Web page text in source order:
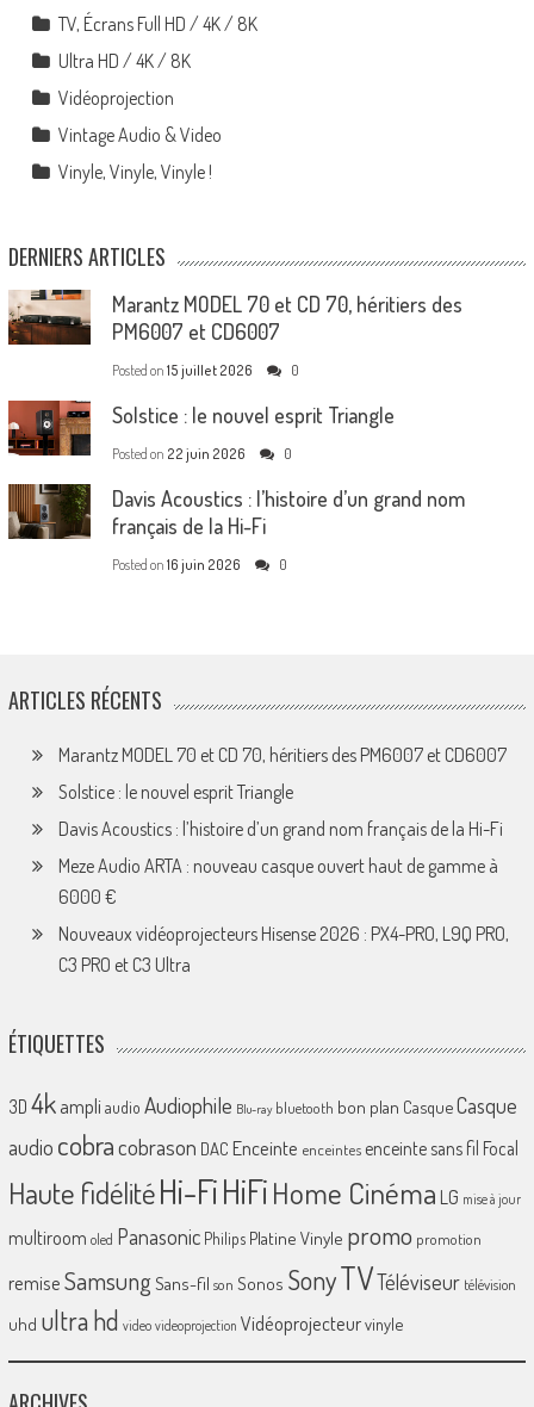
TV, Écrans Full HD / 4K / 8K
Ultra HD / 4K / 8K
Vidéoprojection
Vintage Audio & Video
Vinyle, Vinyle, Vinyle !
DERNIERS ARTICLES
Marantz MODEL 70 et CD 70, héritiers des
PM6007 et CD6007
Posted on 15 juillet 2026 0
Solstice : le nouvel esprit Triangle
Posted on 22 juin 2026 0
Davis Acoustics : l’histoire d’un grand nom
français de la Hi-Fi
Posted on 16 juin 2026 0
ARTICLES RÉCENTS
Marantz MODEL 70 et CD 70, héritiers des PM6007 et CD6007
Solstice : le nouvel esprit Triangle
Davis Acoustics : l’histoire d’un grand nom français de la Hi-Fi
Meze Audio ARTA : nouveau casque ouvert haut de gamme à
6000 €
Nouveaux vidéoprojecteurs Hisense 2026 : PX4-PRO, L9Q PRO,
C3 PRO et C3 Ultra
ÉTIQUETTES
3D 4k ampliaudio Audiophile Blu-ray bluetooth bon plan CasqueCasque
audio cobracobrason DAC Enceinte enceintes enceinte sans fil Focal
Haute fidélitéHi-FiHiFiHome Cinéma LG mise à jour
multiroom oled Panasonic Philips Platine Vinyle promo promotion
remiseSamsungSans-fil son Sonos SonyTVTéléviseur télévision
uhd ultra hd video videoprojection Vidéoprojecteurvinyle